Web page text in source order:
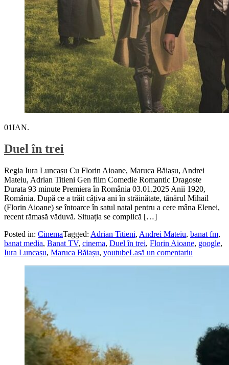
01IAN.
Duel în trei
Regia Iura Luncașu Cu Florin Aioane, Maruca Băiașu, Andrei
Mateiu, Adrian Titieni Gen film Comedie Romantic Dragoste
Durata 93 minute Premiera în România 03.01.2025 Anii 1920,
România. După ce a trăit câțiva ani în străinătate, tânărul Mihail
(Florin Aioane) se întoarce în satul natal pentru a cere mâna Elenei,
recent rămasă văduvă. Situația se complică […]
Posted in: CinemaTagged: Adrian Titieni, Andrei Mateiu, banat fm,
banat media, Banat TV, cinema, Duel în trei, Florin Aioane, google,
Iura Luncașu, Maruca Băiașu, youtubeLasă un comentariu